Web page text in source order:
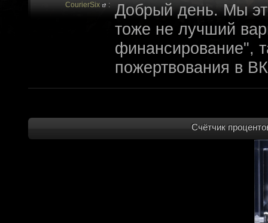
CourierSix : Добрый день. Мы
тоже не лучший
финансирование",
пожертвования в
archivedproject : Привет, ребят! Не
не смыслят в
не допустит,
пор косят бабло.
финансирование с
Счётчик